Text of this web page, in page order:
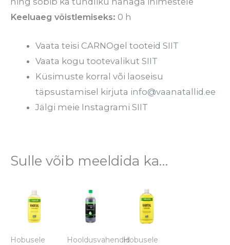
Keeluaeg võistlemiseks: 0 h
Vaata teisi CARNOgel tooteidSIIT
Vaata kogu tootevalikutSIIT
Küsimuste korral või laoseisu
täpsustamisel kirjuta info@vaanatallid.ee
Jälgi meie InstagramiSIIT
Sulle võib meeldida ka…
Hobusele
Sellel
tootel
mitu
HooldusvahendidHobusele
€8.90
kuni
€13.30
Sellel
tootel
mitu